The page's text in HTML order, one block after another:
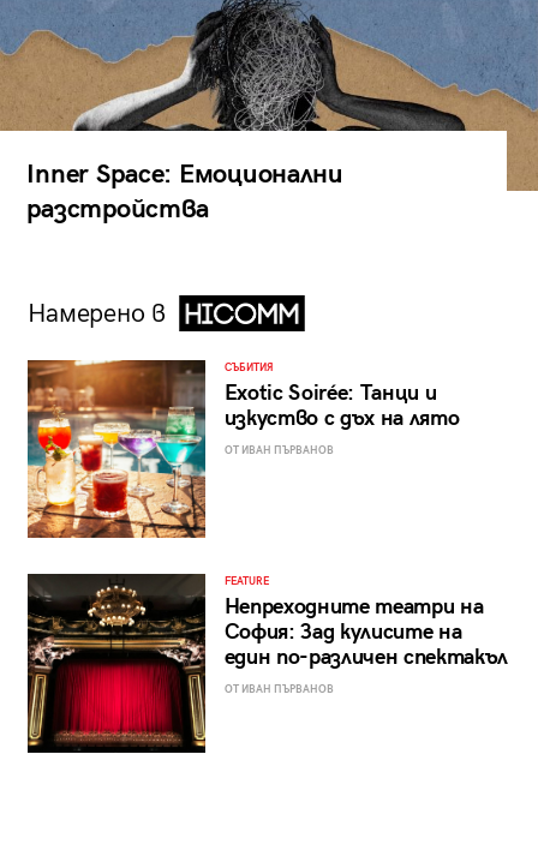
Inner Space: Емоционални
разстройства
Намерено в
СЪБИТИЯ
Exotic Soirée: Танци и
изкуство с дъх на лято
ОТ ИВАН ПЪРВАНОВ
FEATURE
Непреходните театри на
София: Зад кулисите на
един по-различен спектакъл
ОТ ИВАН ПЪРВАНОВ